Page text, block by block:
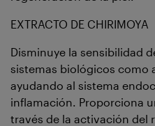
EXTRACTO DE CHIRIMOYA
Disminuye la sensibilidad
sistemas biológicos como
ayudando al sistema
inflamación. Proporciona
través de la activación del